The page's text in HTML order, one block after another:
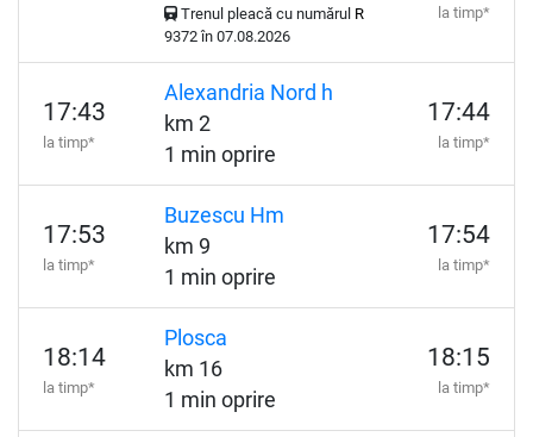
Trenul pleacă cu numărul R
9372 în 07.08.2026
la timp*
17:43
la timp*
Alexandria Nord h
km 2
1 min oprire
17:44
la timp*
17:53
la timp*
Buzescu Hm
km 9
1 min oprire
17:54
la timp*
18:14
la timp*
Plosca
km 16
1 min oprire
18:15
la timp*